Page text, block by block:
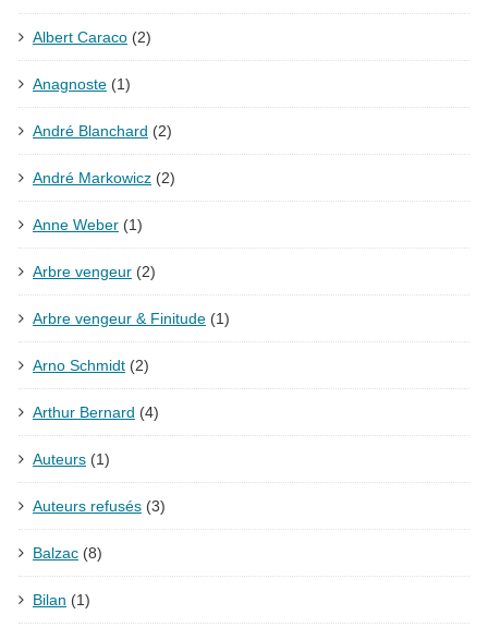
Albert Caraco (2)
Anagnoste (1)
André Blanchard (2)
André Markowicz (2)
Anne Weber (1)
Arbre vengeur (2)
Arbre vengeur & Finitude (1)
Arno Schmidt (2)
Arthur Bernard (4)
Auteurs (1)
Auteurs refusés (3)
Balzac (8)
Bilan (1)